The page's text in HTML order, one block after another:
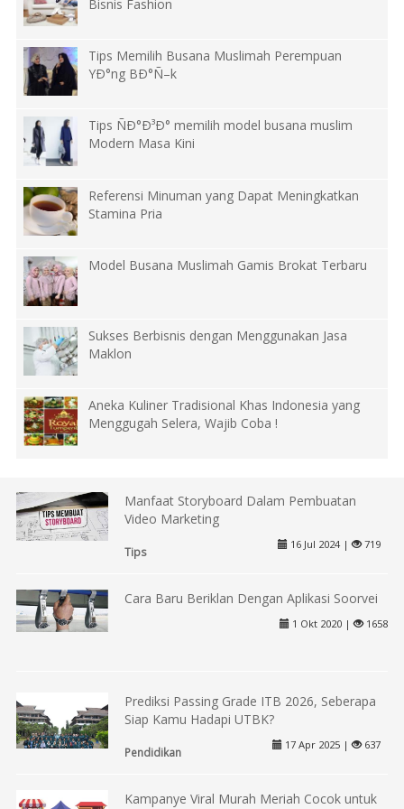
Bisnis Fashion
Tips Memilih Busana Muslimah Perempuan
YÐ°ng BÐ°Ñ–k
Tips ÑÐ°Ð³Ð° memilih model busana muslim
Modern Masa Kini
Referensi Minuman yang Dapat Meningkatkan
Stamina Pria
Model Busana Muslimah Gamis Brokat Terbaru
Sukses Berbisnis dengan Menggunakan Jasa
Maklon
Aneka Kuliner Tradisional Khas Indonesia yang
Menggugah Selera, Wajib Coba !
Manfaat Storyboard Dalam Pembuatan
Video Marketing
Tips
16 Jul 2024 | 719
Cara Baru Beriklan Dengan Aplikasi Soorvei
1 Okt 2020 | 1658
Prediksi Passing Grade ITB 2026, Seberapa
Siap Kamu Hadapi UTBK?
Pendidikan
17 Apr 2025 | 637
Kampanye Viral Murah Meriah Cocok untuk